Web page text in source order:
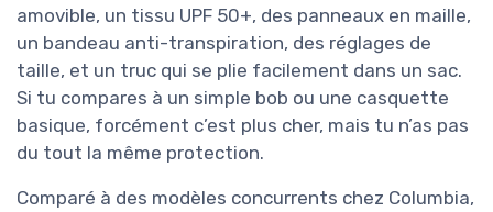
amovible, un tissu UPF 50+, des panneaux en maille,
un bandeau anti-transpiration, des réglages de
taille, et un truc qui se plie facilement dans un sac.
Si tu compares à un simple bob ou une casquette
basique, forcément c’est plus cher, mais tu n’as pas
du tout la même protection.
Comparé à des modèles concurrents chez Columbia,